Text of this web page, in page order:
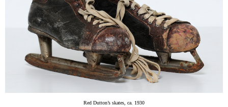
Red Dutton’s skates, ca. 1930